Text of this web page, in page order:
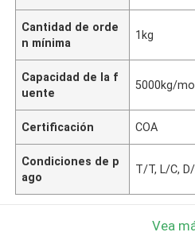
Cantidad de orde
n mínima
1kg
Capacidad de la f
uente
5000kg/
Certificación COA
Condiciones de p
ago
T/T, L/C,
Vea